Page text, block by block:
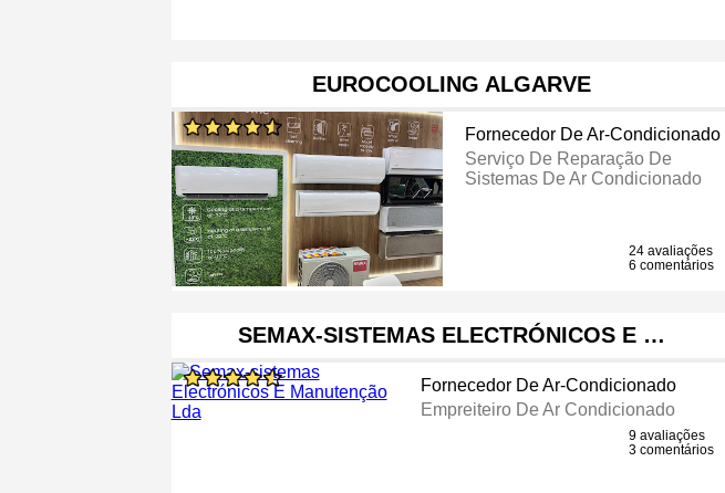
EUROCOOLING ALGARVE
Fornecedor De Ar-Condicionado
Serviço De Reparação De
Sistemas De Ar Condicionado
24 avaliações
6 comentários
SEMAX-SISTEMAS ELECTRÓNICOS E …
Fornecedor De Ar-Condicionado
Empreiteiro De Ar Condicionado
9 avaliações
3 comentários